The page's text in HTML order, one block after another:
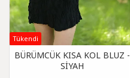
Tükendi
BÜRÜMCÜK KISA KOL BLUZ -
SİYAH